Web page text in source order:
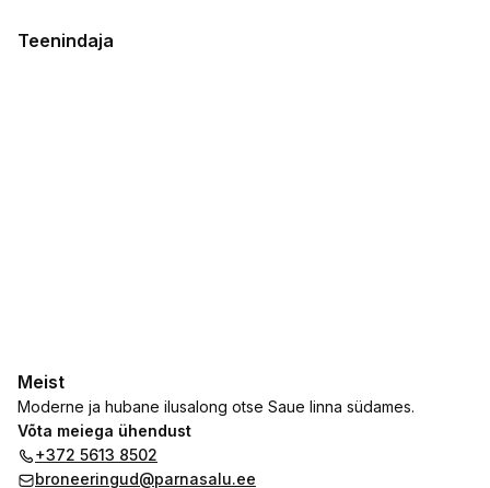
Teenindaja
Meist
Moderne ja hubane ilusalong otse Saue linna südames.
Võta meiega ühendust
+372 5613 8502
broneeringud@parnasalu.ee